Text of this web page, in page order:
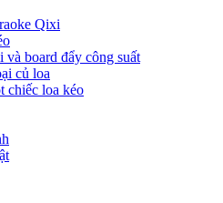
Qixi
board đẩy công suất
củ loa
chiếc loa kéo